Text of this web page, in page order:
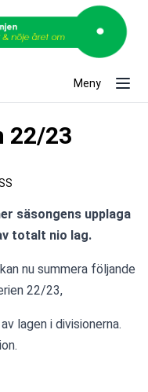
Meny
22/23
säsongens upplaga
totalt nio lag.
nu summera följande
22/23,
lagen i divisionerna.